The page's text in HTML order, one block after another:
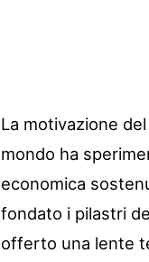
La motivazione
mondo ha
economica
fondato i pilastri
offerto una lente